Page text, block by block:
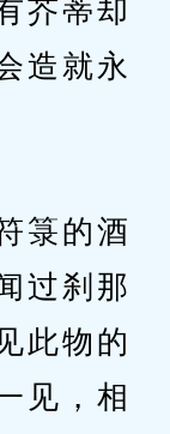
芥蒂却
造就永
箓的酒
过刹那
此物的
见，相